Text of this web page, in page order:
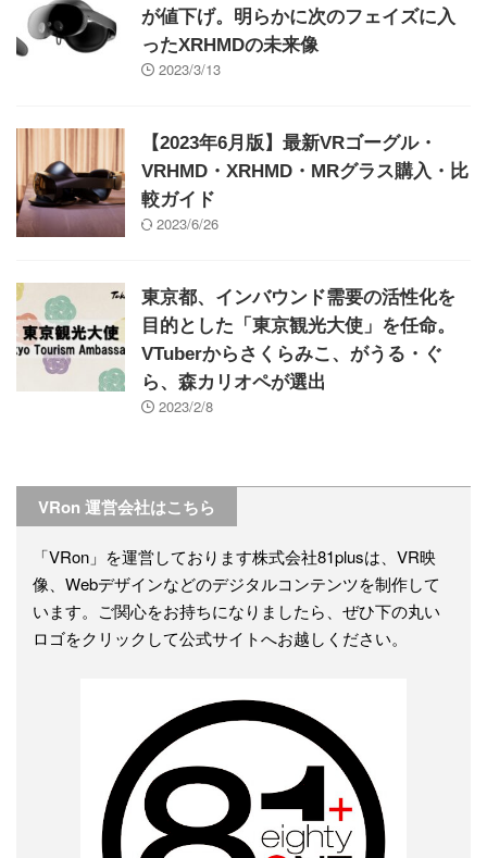
が値下げ。明らかに次のフェイズに入
ったXRHMDの未来像
2023/3/13
【2023年6月版】最新VRゴーグル・
VRHMD・XRHMD・MRグラス購入・比
較ガイド
2023/6/26
東京都、インバウンド需要の活性化を
目的とした「東京観光大使」を任命。
VTuberからさくらみこ、がうる・ぐ
ら、森カリオペが選出
2023/2/8
VRon 運営会社はこちら
「VRon」を運営しております株式会社81plusは、VR映
像、Webデザインなどのデジタルコンテンツを制作して
います。ご関心をお持ちになりましたら、ぜひ下の丸い
ロゴをクリックして公式サイトへお越しください。